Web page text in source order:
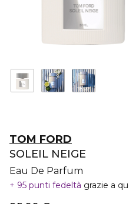
TOM FORD
SOLEIL NEIGE
Eau De Parfum
95 punti fedeltà grazie a